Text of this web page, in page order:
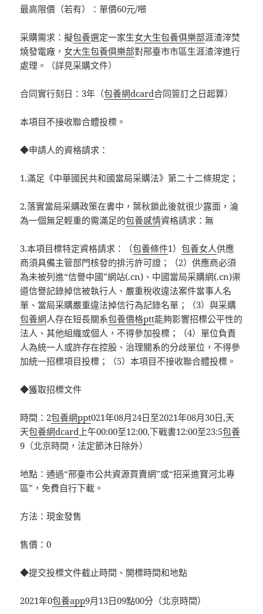
最高限價（若有）：單價60元/噸
采購需求：擬包養選定一家生女大生包養俱樂部涯渣滓焚
燒發電廠， 女大生包養俱樂部對邢臺市市區生涯渣滓進行
處理。（詳見采購文件）
合同實行刻日：3年（包養網dcard合同簽訂之日起算）
本項目不接收聯合體投標。
◆申請人的資格請求：
1.滿足《中華國民共和國當局采購法》第二十二條規定；
2.落實當局采購政策在書中，葉秋鎖此後就很少露面，淪
為一個無足輕重的需滿足的包養感情資格請求：無
3.本項目標特定資格請求：（包養條件1）包養女人供應
商須具備主管部門核發的排污許可證；（2）供應商必須
為未被列進“信譽中國”網站(.cn)、中國當局采購網(.cn)渠
道信譽記錄掉信被執行人、嚴重稅收違法案件當事人名
單、當局采購嚴重違法掉信行為記錄名單；（3）與采購
包養網人存在短長關系包養價格ptt能夠影響招標公平性的
法人、其他組織或個人，不得參加投標；（4）單位負責
人為統一人或許存在控股、治理關系的分歧單位，不得參
加統一招標項目投標；（5）本項目不接收聯合體投標。
◆獲取招標文件
時間：2包養網ppt021年08月24日至2021年08月30日,天
天包養網dcard 上午00:00至12:00,下戰書12:00至23:5包養
9（北京時間，法定節沐日除外）
地點：通過“邢臺市公共資源買賣網”或“招采進寶河北專
區”，免費自行下載。
方法：現金發售
售價：0
◆提交投標文件截止時間、開標時間和地點
2021年0包養app9月13日09點00分（北京時間）